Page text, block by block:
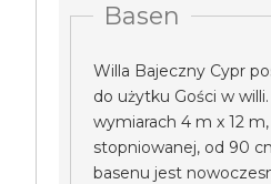
Basen
Willa Bajeczny Cypr
do użytku Gości w
wymiarach 4 m x 12 m,
stopniowanej, od 90
basenu jest